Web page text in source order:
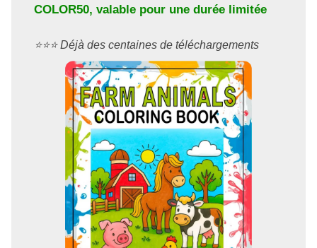
COLOR50, valable pour une durée limitée
⭐️⭐️⭐️ Déjà des centaines de téléchargements